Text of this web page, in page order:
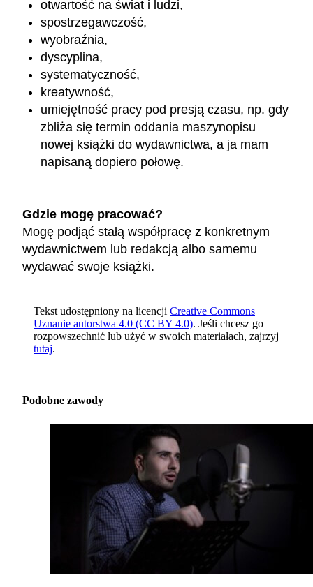
otwartość na świat i ludzi,
spostrzegawczość,
wyobraźnia,
dyscyplina,
systematyczność,
kreatywność,
umiejętność pracy pod presją czasu, np. gdy
zbliża się termin oddania maszynopisu
nowej książki do wydawnictwa, a ja mam
napisaną dopiero połowę.
Gdzie mogę pracować?
Mogę podjąć stałą współpracę z konkretnym
wydawnictwem lub redakcją albo samemu
wydawać swoje książki.
Tekst udostępniony na licencji Creative Commons
Uznanie autorstwa 4.0 (CC BY 4.0). Jeśli chcesz go
rozpowszechnić lub użyć w swoich materiałach, zajrzyj
tutaj.
Podobne zawody